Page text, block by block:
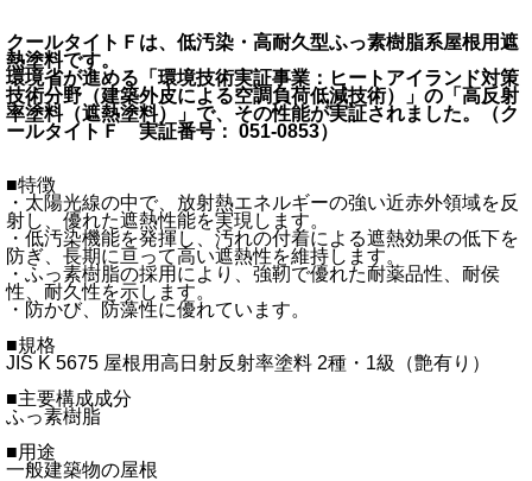
クールタイトＦは、低汚染・高耐久型ふっ素樹脂系屋根用遮
熱塗料です。
環境省が進める「環境技術実証事業：ヒートアイランド対策
技術分野（建築外皮による空調負荷低減技術）」の「高反射
率塗料（遮熱塗料）」で、その性能が実証されました。（ク
ールタイトＦ 実証番号： 051-0853）
■特徴
・太陽光線の中で、放射熱エネルギーの強い近赤外領域を反
射し、優れた遮熱性能を実現します。
・低汚染機能を発揮し、汚れの付着による遮熱効果の低下を
防ぎ、長期に亘って高い遮熱性を維持します。
・ふっ素樹脂の採用により、強靭で優れた耐薬品性、耐侯
性、耐久性を示します。
・防かび、防藻性に優れています。
■規格
JIS K 5675 屋根用高日射反射率塗料 2種・1級（艶有り）
■主要構成成分
ふっ素樹脂
■用途
一般建築物の屋根